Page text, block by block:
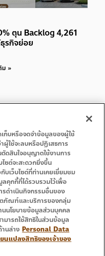
ตุน Backlog 4,261
รกิจย่อย
ม »
• Promotion
• Contact Us
ก็บหรือจดจำข้อมูลของผู้ใช้
ผู้ใช้จะลบหรือปฏิเสธการ
ดสินใจอนุญาตใช้งานการ
ซต์จะสะดวกยิ่งขึ้น
บเว็บไซต์ที่ท่านเคยเยี่ยมชม
ลคุกกี้ที่ได้รวบรวมไว้เพื่อ
รดำเนินกิจกรรมอื่นของ
ภัณฑ์และบริการของกลุ่ม
นโยบายข้อมูลส่วนบุคคล
มารถใช้สิทธิในส่วนข้อมูล
นล่าง Personal Data
นแปลงสิทธิของเจ้าของ